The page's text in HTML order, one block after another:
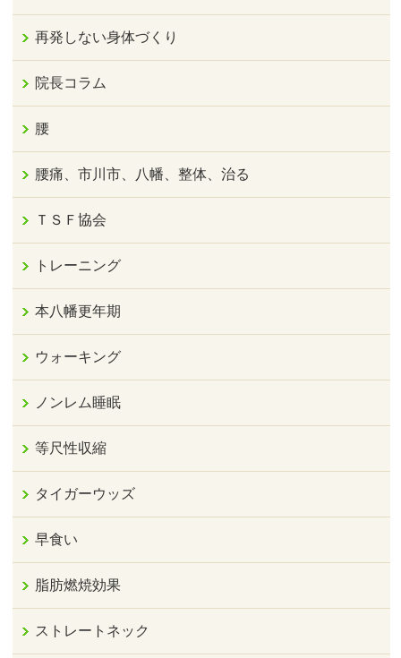
再発しない身体づくり
院長コラム
腰
腰痛、市川市、八幡、整体、治る
ＴＳＦ協会
トレーニング
本八幡更年期
ウォーキング
ノンレム睡眠
等尺性収縮
タイガーウッズ
早食い
脂肪燃焼効果
ストレートネック